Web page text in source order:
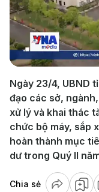
Ngày 23/4, UBND
đạo các sở,
xử lý và khai thác
chức bộ máy, sắp
hoàn thành mục
dư trong Quý II
Chia sẻ